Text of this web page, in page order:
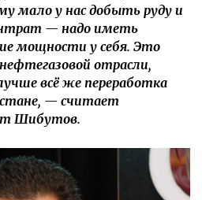
мало у нас добыть руду и
— надо иметь
мощности у себя. Это
отрасли,
всё же переработка
— считает
Шибутов.